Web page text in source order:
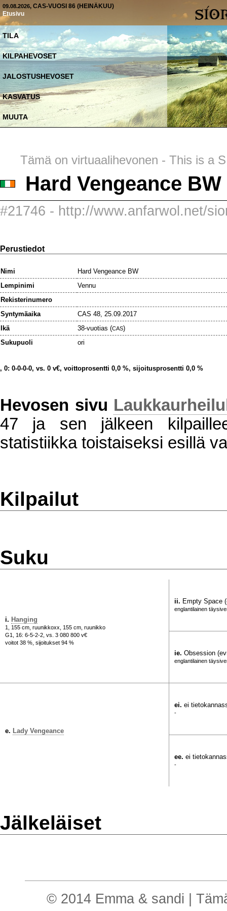
09.08.2026, CAS-VUOSI 86 (HEINÄKUU)
Etusivu
TILA
KILPAHEVOSET
JALOSTUSHEVOSET
KASVATUS
MUUTA
Tämä on virtuaalihevonen - This is a
Hard Vengeance BW
#21746 - http://www.anfarwol.net/
Perustiedot
Nimi
Hard Vengeance BW
Lempinimi
Vennu
Rekisterinumero
Syntymäaika
CAS 48, 25.09.2017
Ikä
38-vuotias (CAS)
Sukupuoli
ori
, 0: 0-0-0-0, vs. 0 v€, voittoprosentti 0,0 %, sijoitusprosentti 0,0 %
Hevosen sivu
47 ja sen jälkeen
statistiikka toistaiseksi esillä
Kilpailut
Suku
i. Hanging
1, 155 cm, ruunikkoxx, 155 cm, ruunikko
G1, 16: 6-5-2-2, vs. 3 080 800 v€
voitot 38 %, sijoitukset 94 %
ii. Empty Space
englantilainen
ie. Obsession
englantilainen
e. Lady Vengeance
ei. ei
-
ee. ei
-
Jälkeläiset
© 2014 Emma & sandi |